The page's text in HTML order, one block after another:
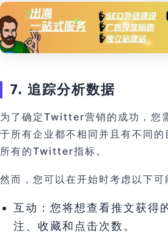
7. 追踪分析数据
为了确定Twitter营销的成功，您
于所有企业都不相同并且有不同
所有的Twitter指标。
然而，您可以在开始时考虑以下可
互动：您将想查看推文获得
注、收藏和点击次数。